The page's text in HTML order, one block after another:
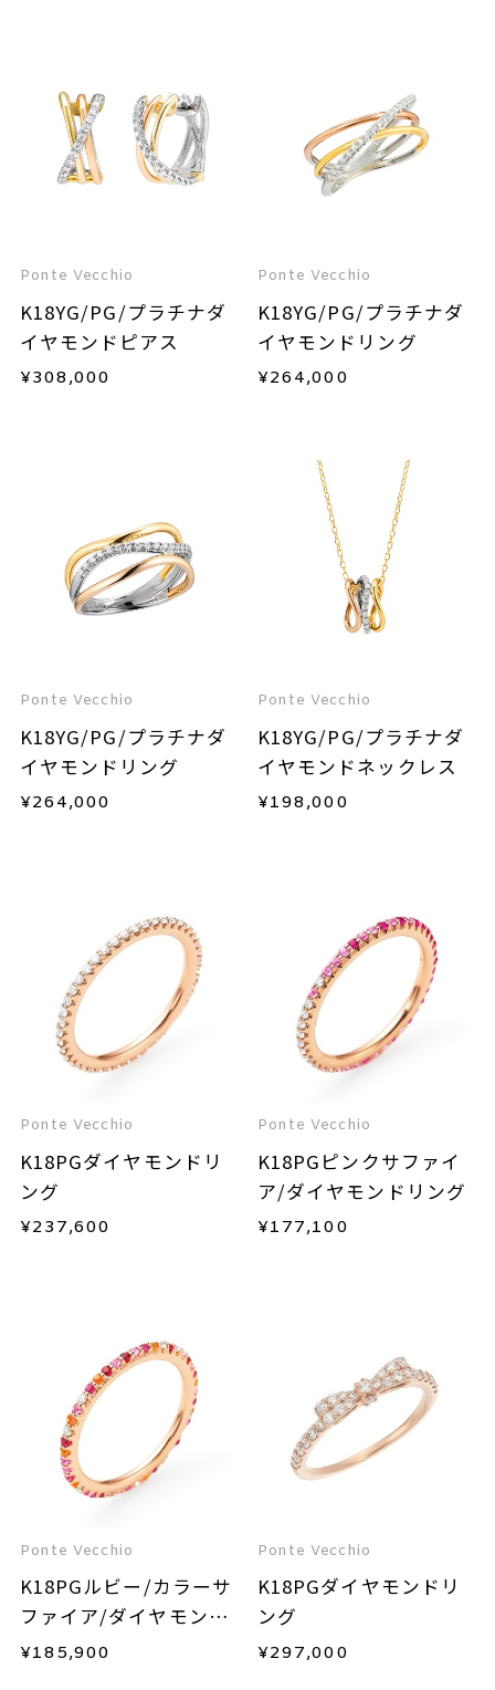
Ponte Vecchio
K18YG/PG/プラチナダ
イヤモンドピアス
¥308,000
Ponte Vecchio
K18YG/PG/プラチナダ
イヤモンドリング
¥264,000
Ponte Vecchio
K18YG/PG/プラチナダ
イヤモンドリング
¥264,000
Ponte Vecchio
K18YG/PG/プラチナダ
イヤモンドネックレス
¥198,000
Ponte Vecchio
K18PGダイヤモンドリ
ング
¥237,600
Ponte Vecchio
K18PGピンクサファイ
ア/ダイヤモンドリング
¥177,100
Ponte Vecchio
K18PGルビー/カラーサ
ファイア/ダイヤモンド
リング
¥185,900
Ponte Vecchio
K18PGダイヤモンドリ
ング
¥297,000